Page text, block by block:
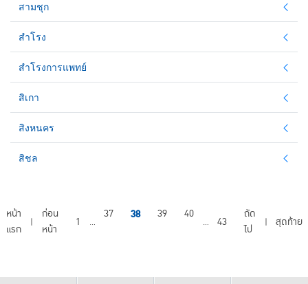
สามชุก
สำโรง
สำโรงการแพทย์
สิเกา
สิงหนคร
สิชล
หน้า
แรก
|
ก่อน
หน้า
1 ...
37 38 39 40
... 43
ถัด
ไป
| สุดท้าย